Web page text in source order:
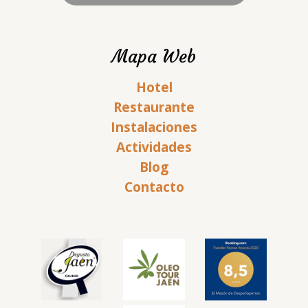
Mapa Web
Hotel
Restaurante
Instalaciones
Actividades
Blog
Contacto